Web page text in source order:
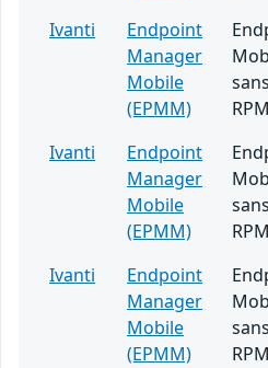
Ivanti
Endpoint
Manager
Mobile
(EPMM)
Ivanti
Endpoint
Manager
Mobile
(EPMM)
Ivanti
Endpoint
Manager
Mobile
(EPMM)